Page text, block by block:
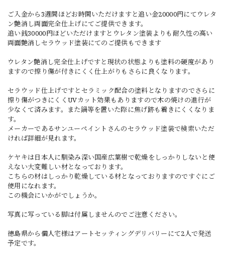
ご入金から3週間ほどお時間いただけますと追い金20000円にてウレタ
ン艶消し両面完全仕上げにてご提供できます。
追い銭30000円ほどいただけますとウレタン塗装よりも耐久性の高い
両面艶消しセラウッド塗装にてのご提供もできます
ウレタン艶消し完全仕上げですと現状の状態よりも塗料の硬度があり
ますので擦り傷が付きにくく仕上がりもさらに良くなります。
セラウッド仕上げですとセラミック配合の塗料となりますのでさらに
擦り傷がつきにくくUVカット効果もありますので木の焼けの進行が
少なくて済みます。また鍋等を置いた際に焦げ跡も着きにくくなりま
す。
メーカーであるサンユーペイントさんのセラウッド塗装で検索いただ
ければ詳細が見れます。
ケヤキは日本人に馴染み深い国産広葉樹で乾燥をしっかりしないと使
えない大変難しい材となっております。
こちらの材はしっかり乾燥している材となっておりますのですぐにご
使用になれます。
この機会にいかがでしょうか。
写真に写っている脚は付属しませんのでご注意ください。
徳島県から個人宅様はアートセッティングデリバリーにて2人で発送
予定です。